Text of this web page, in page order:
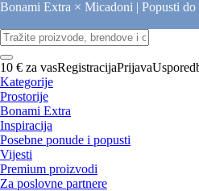
Bonami Extra × Micadoni | Popusti
10 € za vasRegistracijaPrijava
Kategorije
Prostorije
Bonami Extra
Inspiracija
Posebne ponude i popusti
Vijesti
Premium proizvodi
Za poslovne partnere